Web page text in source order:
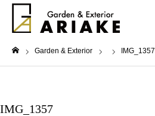
Garden & Exterior IMG_1357
IMG_1357